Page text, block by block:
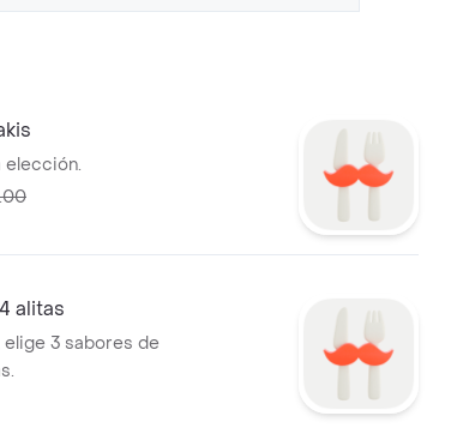
elección.
alitas
elige 3 sabores de